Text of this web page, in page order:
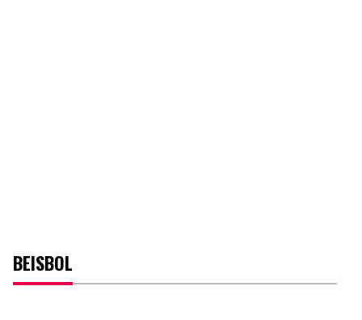
BEISBOL